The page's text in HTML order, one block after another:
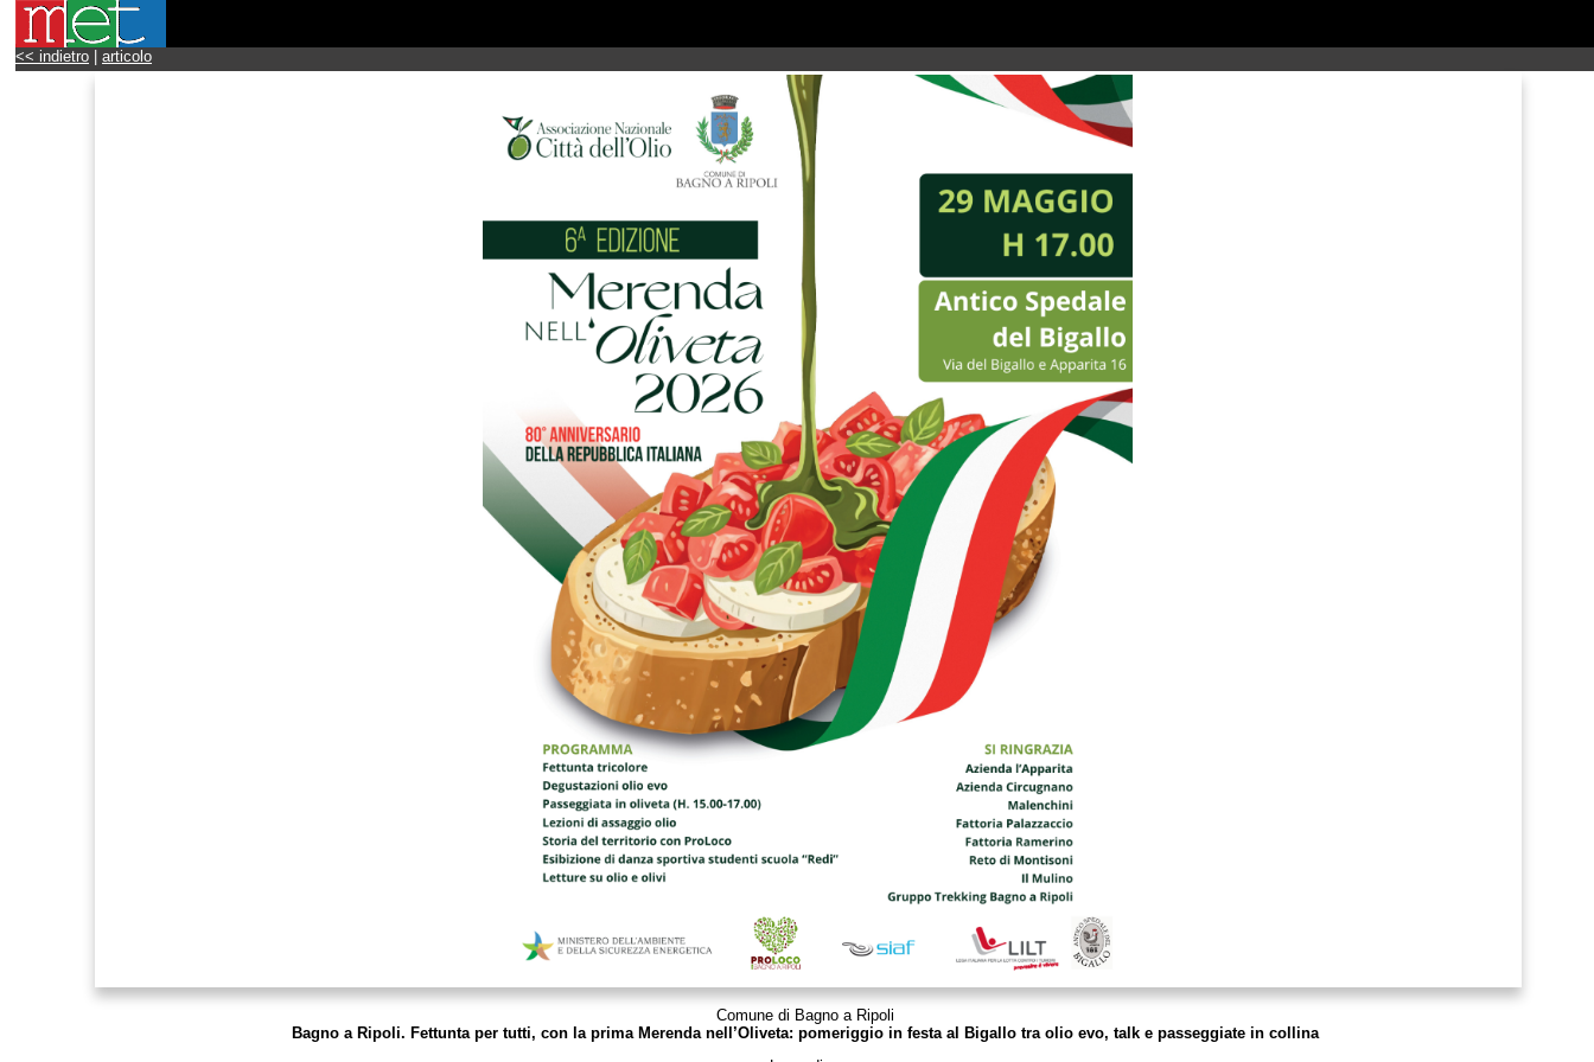
<< indietro articolo
Comune di Bagno a Ripoli
Bagno a Ripoli. Fettunta per tutti, con la prima Merenda nell’Oliveta: pomeriggio in festa al Bigallo tra olio evo, talk e passeggiate in collina